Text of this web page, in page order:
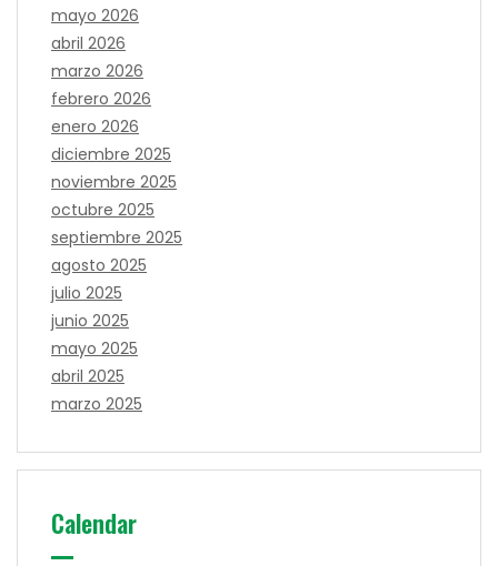
mayo 2026
abril 2026
marzo 2026
febrero 2026
enero 2026
diciembre 2025
noviembre 2025
octubre 2025
septiembre 2025
agosto 2025
julio 2025
junio 2025
mayo 2025
abril 2025
marzo 2025
Calendar